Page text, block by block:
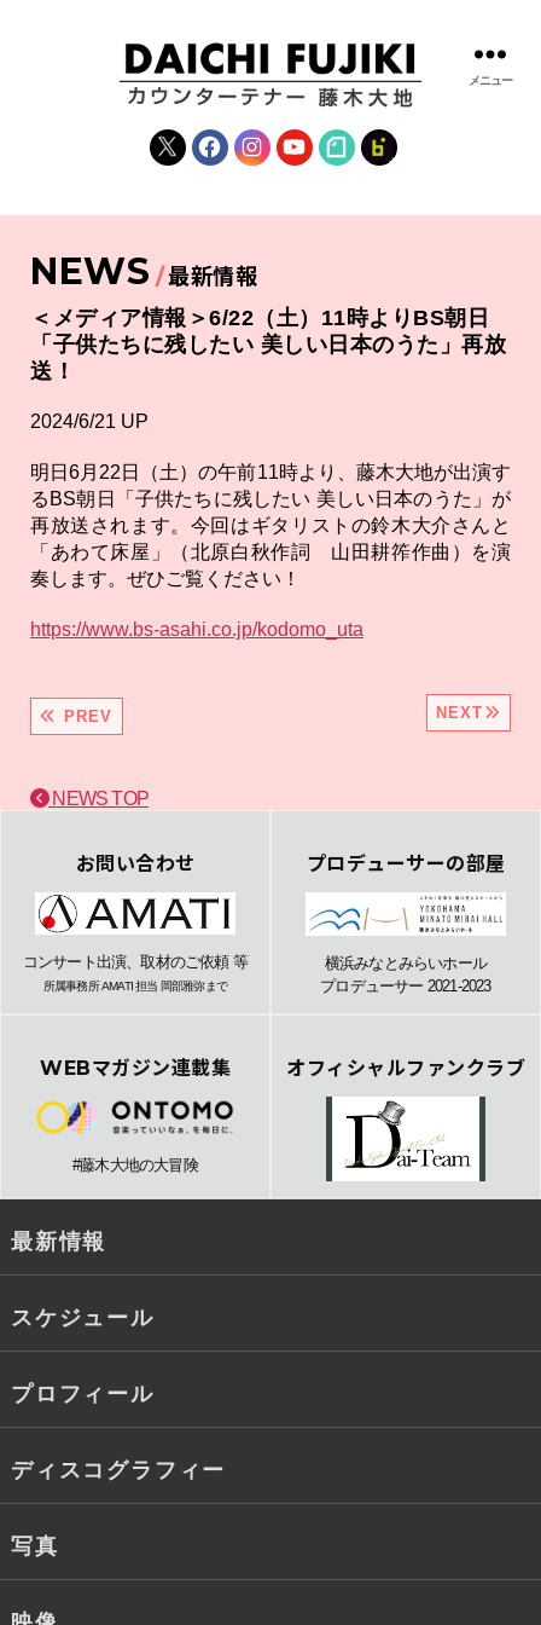
木
大
|
WEBSITE
X FacebookInstagramYouTube
note fanclub
メニュー
NEWS 最新情報
＜メディア情報＞6/22（土）11時よりBS朝日
「子供たちに残したい 美しい日本のうた」再放
送！
2024/6/21 UP
明日6月22日（土）の午前11時より、藤木大地が出演す
るBS朝日「子供たちに残したい 美しい日本のうた」が
再放送されます。今回はギタリストの鈴木大介さんと
「あわて床屋」（北原白秋作詞 山田耕筰作曲）を演
奏します。ぜひご覧ください！
https://www.bs-asahi.co.jp/kodomo_uta
PREV NEXT
NEWS TOP
お問い合わせ
コンサート出演、取材のご依頼 等
所属事務所 AMATI 担当 岡部雅弥まで
プロデューサーの部屋
横浜みなとみらいホール
プロデューサー 2021-2023
WEBマガジン連載集
#藤木大地の大冒険
オフィシャルファンクラブ
最新情報
スケジュール
プロフィール
ディスコグラフィー
写真